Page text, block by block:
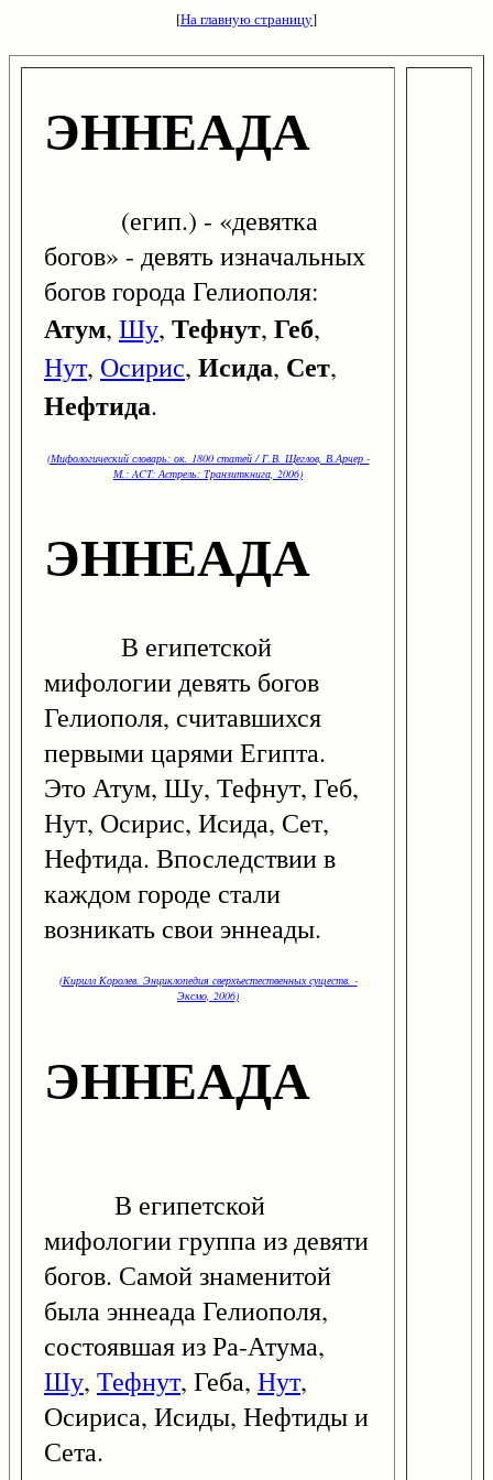
[На главную страницу]
ЭННЕАДА
(егип.) - «девятка
богов» - девять изначальных
богов города Гелиополя:
Атум, Шу, Тефнут, Геб,
Нут, Осирис, Исида, Сет,
Нефтида.
(Мифологический словарь: ок. 1800 статей / Г.В. Щеглов, В.Арчер -
М.: ACT: Астрель: Транзиткнига, 2006)
ЭННЕАДА
В египетской
мифологии девять богов
Гелиополя, считавшихся
первыми царями Египта.
Это Атум, Шу, Тефнут, Геб,
Нут, Осирис, Исида, Сет,
Нефтида. Впоследствии в
каждом городе стали
возникать свои эннеады.
(Кирилл Королев. Энциклопедия сверхъестественных существ. -
Эксмо, 2006)
ЭННЕАДА
В египетской
мифологии группа из девяти
богов. Самой знаменитой
была эннеада Гелиополя,
состоявшая из Ра-Атума,
Шу, Тефнут, Геба, Нут,
Осириса, Исиды, Нефтиды и
Сета.